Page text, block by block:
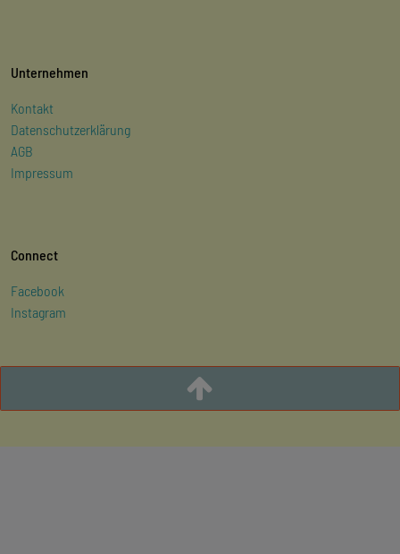
Unternehmen
Kontakt
Datenschutzerklärung
AGB
Impressum
Connect
Facebook
Instagram